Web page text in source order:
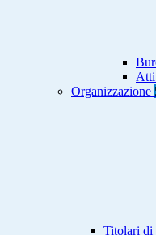
Organizzazione
Titolari di